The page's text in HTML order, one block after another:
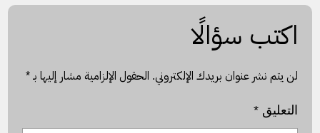
اكتب سؤالًا
لن يتم نشر عنوان بريدك الإلكتروني. الحقول الإلزامية مشار إليها بـ*
التعليق*